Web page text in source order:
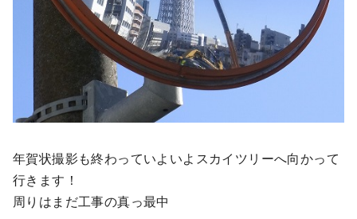
年賀状撮影も終わっていよいよスカイツリーへ向かって
行きます！
周りはまだ工事の真っ最中